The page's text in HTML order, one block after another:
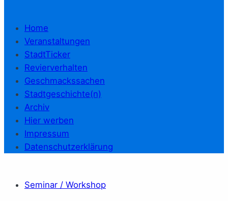
Home
Veranstaltungen
StadtTicker
Revierverhalten
Geschmackssachen
Stadtgeschichte(n)
Archiv
Hier werben
Impressum
Datenschutzerklärung
Seminar / Workshop